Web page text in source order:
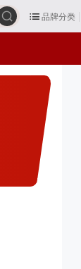
品牌分类